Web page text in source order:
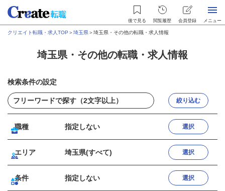
後で見る 閲覧履歴 会員登録 メニュー
クリエイト転職・求人TOP ＞埼玉県＞埼玉県・その他の転職・求人情報
埼玉県・その他の転職・求人情報
検索条件の設定
絞り込む
職種 指定しない 選択
エリア 埼玉県(すべて) 選択
条件 指定しない 選択